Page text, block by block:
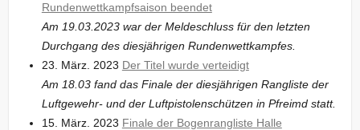
Rundenwettkampfsaison beendet
Am 19.03.2023 war der Meldeschluss für den letzten
Durchgang des diesjährigen Rundenwettkampfes.
23. März. 2023 Der Titel wurde verteidigt
Am 18.03 fand das Finale der diesjährigen Rangliste der
Luftgewehr- und der Luftpistolenschützen in Pfreimd statt.
15. März. 2023 Finale der Bogenrangliste Halle